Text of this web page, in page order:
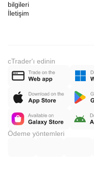
bilgileri
İletişim
cTrader'ı edinin
Ödeme yöntemleri